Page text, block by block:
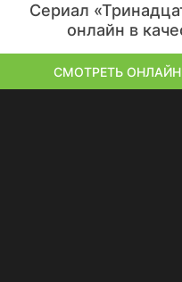
Сериал
онлайн в
СМОТРЕТЬ ОНЛАЙН